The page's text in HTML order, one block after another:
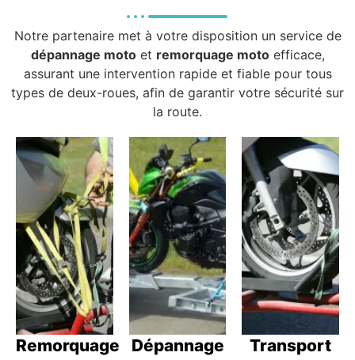
Notre partenaire met à votre disposition un service de
dépannage motoet remorquage motoefficace,
assurant une intervention rapide et fiable pour tous
types de deux-roues, afin de garantir votre sécurité sur
la route.
Remorquage
Dépannage
Transport